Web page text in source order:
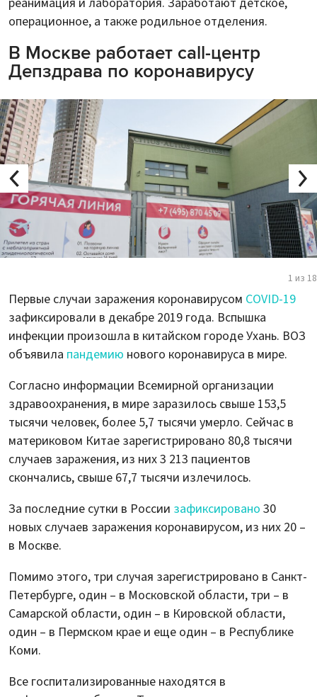
операционное, а также родильное отделения.
В Москве работает call-центр
Депздрава по коронавирусу
1 из 18
Первые случаи заражения коронавирусом COVID-19
зафиксировали в декабре 2019 года. Вспышка
инфекции произошла в китайском городе Ухань. ВОЗ
объявила пандемию нового коронавируса в мире.
Согласно информации Всемирной организации
здравоохранения, в мире заразилось свыше 153,5
тысячи человек, более 5,7 тысячи умерло. Сейчас в
материковом Китае зарегистрировано 80,8 тысячи
случаев заражения, из них 3 213 пациентов
скончались, свыше 67,7 тысячи излечилось.
За последние сутки в России зафиксировано 30
новых случаев заражения коронавирусом, из них 20 –
в Москве.
Помимо этого, три случая зарегистрировано в Санкт-
Петербурге, один – в Московской области, три – в
Самарской области, один – в Кировской области,
один – в Пермском крае и еще один – в Республике
Коми.
Все госпитализированные находятся в